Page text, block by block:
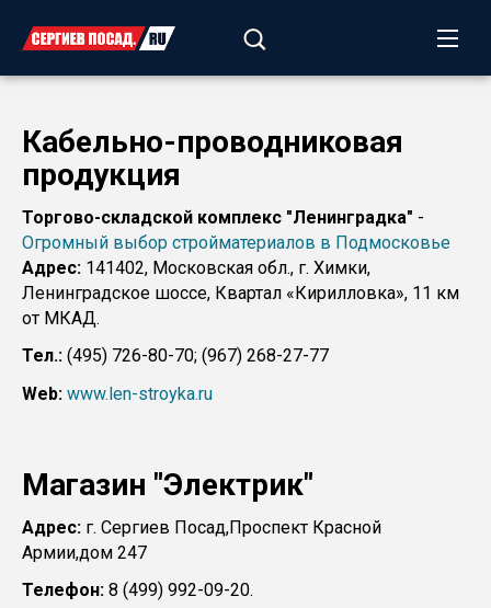
Кабельно-проводниковая
продукция
Торгово-складской комплекс "Ленинградка" -
Огромный выбор стройматериалов в Подмосковье
Адрес: 141402, Московская обл., г. Химки,
Ленинградское шоссе, Квартал «Кирилловка», 11 км
от МКАД.
Тел.: (495) 726-80-70; (967) 268-27-77
Web: www.len-stroyka.ru
Магазин "Электрик"
Адрес: г. Сергиев Посад,Проспект Красной
Армии,дом 247
Телефон: 8 (499) 992-09-20.